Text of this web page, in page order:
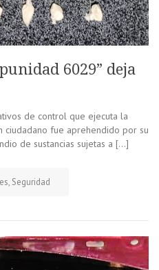
6029” deja
de control que ejecuta la
ciudadano fue aprehendido por su
de sustancias sujetas a […]
, Seguridad